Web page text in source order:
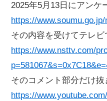
2025年5月13日にアンケ
https://
その内容を受けてテレビ
https://www.nsttv.com/
そのコメント部分だけ抜
https://